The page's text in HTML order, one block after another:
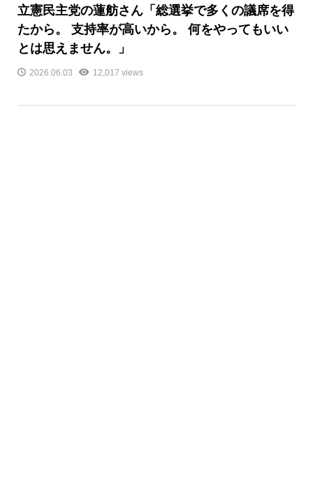
立憲民主党の蓮舫さん「総選挙で多くの議席を得
たから。 支持率が高いから。 何をやってもいい
とは思えません。」
2026.06.03 12,017 views